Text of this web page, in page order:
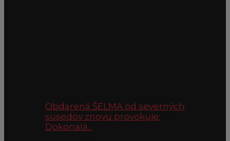
Obdarená ŠELMA od severných
susedov znovu provokuje:
Dokonalá...